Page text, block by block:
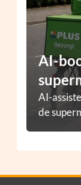
AI-
AI-
de